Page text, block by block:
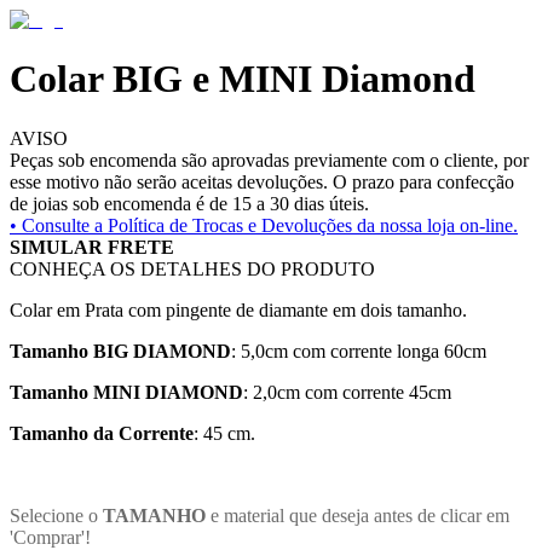
Colar BIG e MINI Diamond
AVISO
Peças sob encomenda são aprovadas previamente com o cliente, por
esse motivo não serão aceitas devoluções. O prazo para confecção
de joias sob encomenda é de 15 a 30 dias úteis.
• Consulte a Política de Trocas e Devoluções da nossa loja on-line.
SIMULAR FRETE
CONHEÇA OS DETALHES DO PRODUTO
Colar em Prata com pingente de diamante em dois tamanho.
Tamanho BIG DIAMOND: 5,0cm com corrente longa 60cm
Tamanho MINI DIAMOND: 2,0cm com corrente 45cm
Tamanho da Corrente: 45 cm.
Selecione o TAMANHO e material que deseja antes de clicar em
'Comprar'!